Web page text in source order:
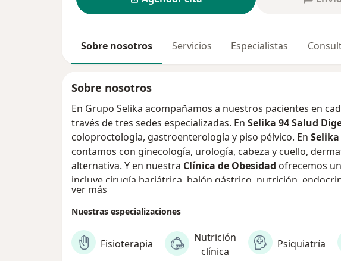
Sobre nosotros Servicios Especialistas
Sobre nosotros
En Grupo Selika acompañamos a nuestros pacientes en
través de tres sedes especializadas. En Selika 94 Salud
coloproctología, gastroenterología y piso pélvico. En
contamos con ginecología, urología, cabeza y cuello,
alternativa. Y en nuestra Clínica de Obesidad ofrecemos
incluye cirugía bariátrica, balón gástrico, nutrición,
psicología y medicina del deporte. Experiencia clínica,
atención genuinamente humana.
ver más
Nuestras especializaciones
Fisioterapia
Nutrición
clínica
Psiquiatría